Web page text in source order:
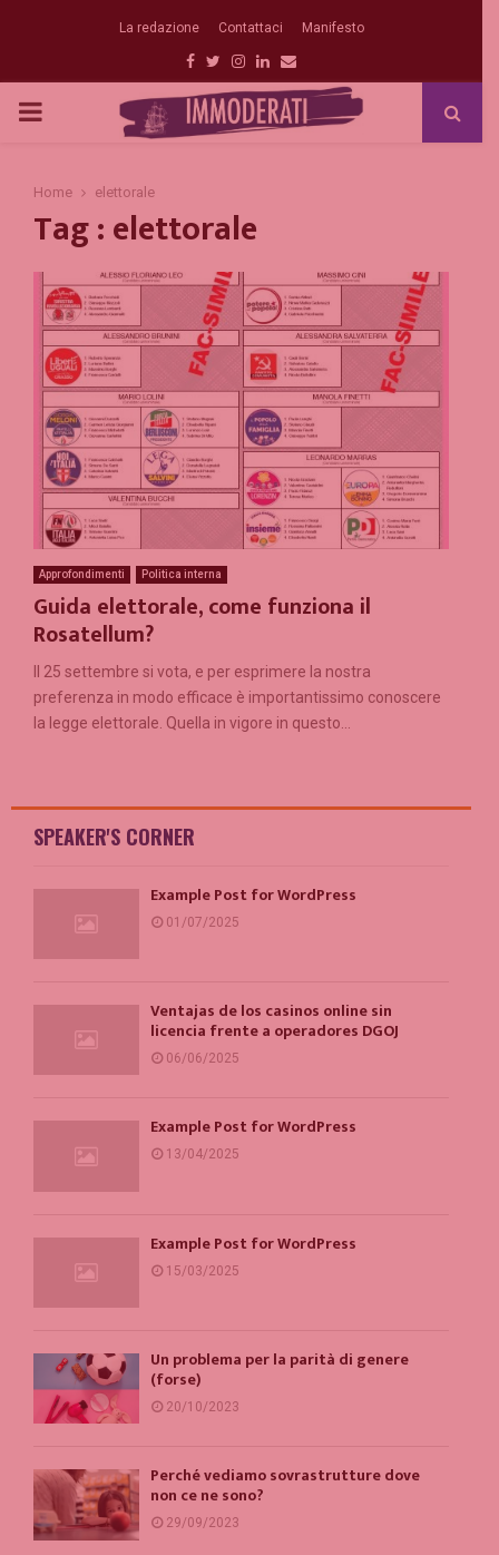
La redazione Contattaci Manifesto
Facebook
Twitter
Instagram
Linkedin
Email
PRIMARY
Home elettorale
Tag : elettorale
Approfondimenti Politica interna
Guida elettorale, come funziona il
Rosatellum?
Il 25 settembre si vota, e per esprimere la nostra
preferenza in modo efficace è importantissimo conoscere
la legge elettorale. Quella in vigore in questo...
SPEAKER'S CORNER
Example Post for WordPress
01/07/2025
Ventajas de los casinos online sin
licencia frente a operadores DGOJ
06/06/2025
Example Post for WordPress
13/04/2025
Example Post for WordPress
15/03/2025
Un problema per la parità di genere
(forse)
20/10/2023
Perché vediamo sovrastrutture dove
non ce ne sono?
29/09/2023